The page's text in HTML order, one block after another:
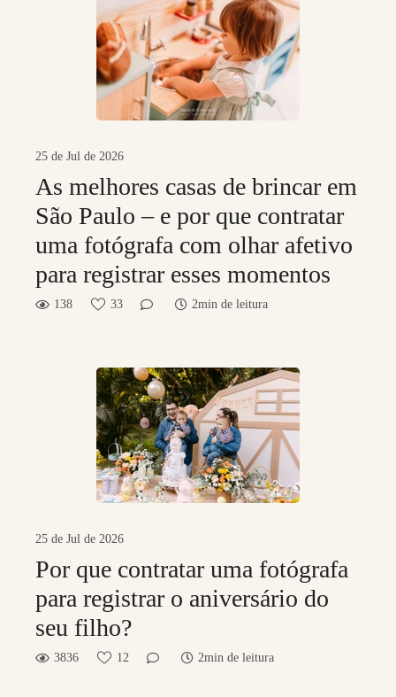
25 de Jul de 2026
As melhores casas de brincar em
São Paulo – e por que contratar
uma fotógrafa com olhar afetivo
para registrar esses momentos
138 33 2min de leitura
25 de Jul de 2026
Por que contratar uma fotógrafa
para registrar o aniversário do
seu filho?
3836 12 2min de leitura